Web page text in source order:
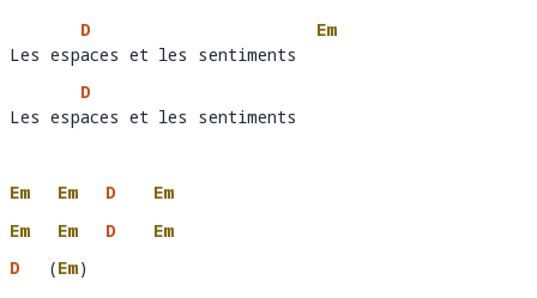
Les esp
D
aces et les sentiments
Em
Les espaces et les sentiments
Les esp
D
aces et les sentiments
Les espaces et les sentiments
Em Em D
Em
Em
Em D
Em
D
(Em)